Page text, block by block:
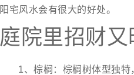
阳宅风水会有很大的好处。
庭院里招财
1、棕榈：棕榈树体型独